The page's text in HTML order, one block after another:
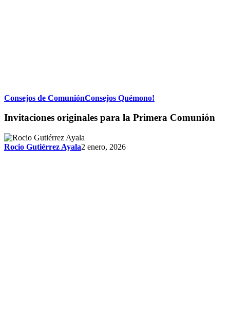
Consejos de ComuniónConsejos Quémono!
para
Invitaciones originales para la Primera Comunión
Rocio Gutiérrez Ayala2 enero, 2026